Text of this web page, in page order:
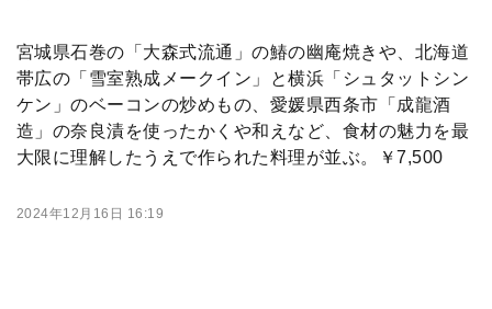
宮城県石巻の「大森式流通」の鰆の幽庵焼きや、北海道
帯広の「雪室熟成メークイン」と横浜「シュタットシン
ケン」のベーコンの炒めもの、愛媛県西条市「成龍酒
造」の奈良漬を使ったかくや和えなど、食材の魅力を最
大限に理解したうえで作られた料理が並ぶ。￥7,500
2024年12月16日 16:19